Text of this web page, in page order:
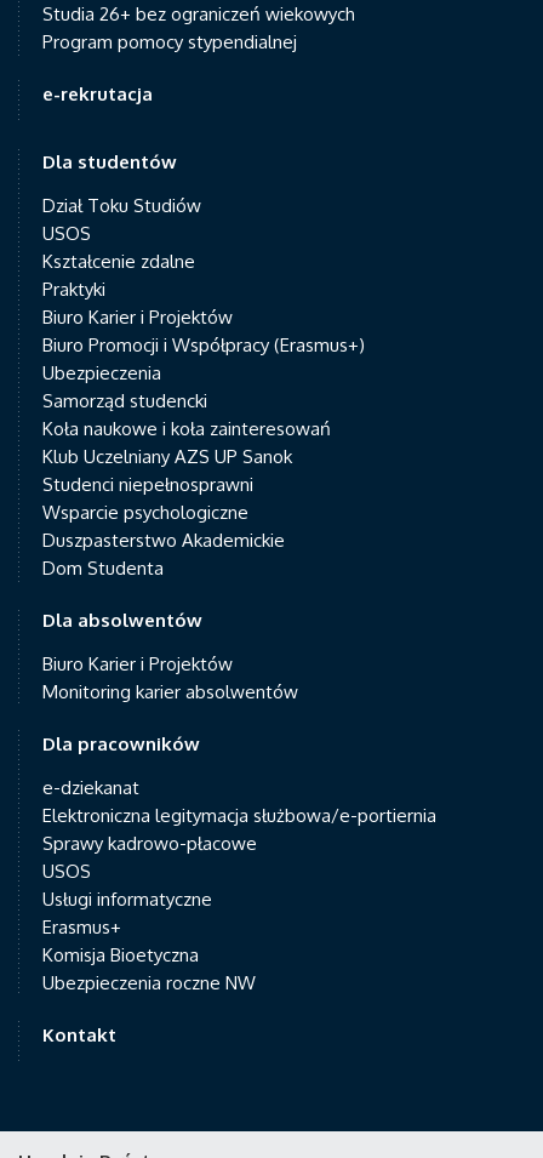
Studia 26+ bez ograniczeń wiekowych
Program pomocy stypendialnej
e-rekrutacja
Dla studentów
Dział Toku Studiów
USOS
Kształcenie zdalne
Praktyki
Biuro Karier i Projektów
Biuro Promocji i Współpracy (Erasmus+)
Ubezpieczenia
Samorząd studencki
Koła naukowe i koła zainteresowań
Klub Uczelniany AZS UP Sanok
Studenci niepełnosprawni
Wsparcie psychologiczne
Duszpasterstwo Akademickie
Dom Studenta
Dla absolwentów
Biuro Karier i Projektów
Monitoring karier absolwentów
Dla pracowników
e-dziekanat
Elektroniczna legitymacja służbowa/e-portiernia
Sprawy kadrowo-płacowe
USOS
Usługi informatyczne
Erasmus+
Komisja Bioetyczna
Ubezpieczenia roczne NW
Kontakt